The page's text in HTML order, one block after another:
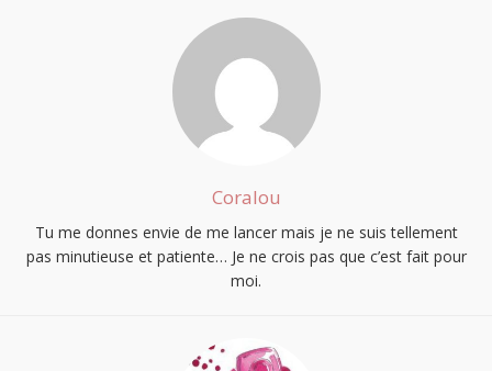
Coralou
Tu me donnes envie de me lancer mais je ne suis tellement
pas minutieuse et patiente… Je ne crois pas que c’est fait pour
moi.